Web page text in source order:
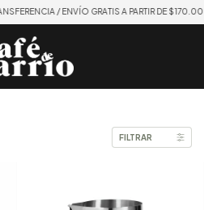
/ ENVÍO GRATIS A PARTIR DE
FILTRAR